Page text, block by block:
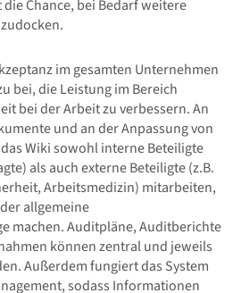
Chance, bei Bedarf weitere
im gesamten Unternehmen
bei, die Leistung im Bereich
bei der Arbeit zu verbessern. An
und an der Anpassung von
Wiki sowohl interne Beteiligte
als auch externe Beteiligte (z.B.
Arbeitsmedizin) mitarbeiten,
allgemeine
machen. Auditpläne, Auditberichte
können zentral und jeweils
Außerdem fungiert das System
sodass Informationen